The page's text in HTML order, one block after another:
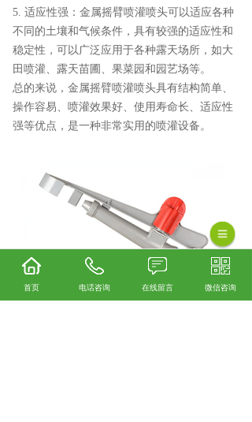
5. 适应性强：金属摇臂喷灌喷头可以适应各种
不同的土壤和气候条件，具有较强的适应性和
稳定性，可以广泛应用于各种露天场所，如大
田喷灌、露天苗圃、果菜园和园艺场等。
总的来说，金属摇臂喷灌喷头具有结构简单、
操作容易、喷灌效果好、使用寿命长、适应性
强等优点，是一种非常实用的喷灌设备。
首页 电话咨询 在线留言 微信咨询